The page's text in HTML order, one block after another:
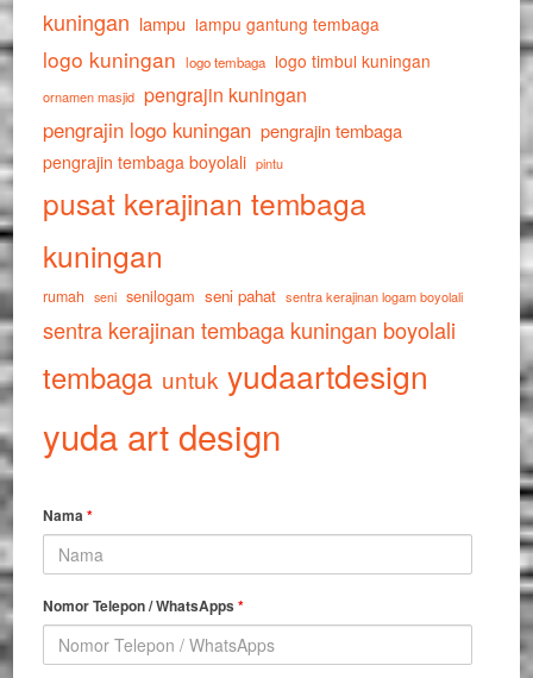
kuningan lampu lampu gantung tembaga
logo kuningan logo tembaga logo timbul kuningan
ornamen masjid pengrajin kuningan
pengrajin logo kuningan pengrajin tembaga
pengrajin tembaga boyolali pintu
pusat kerajinan tembaga
kuningan
rumah seni senilogam seni pahat sentra kerajinan logam boyolali
sentra kerajinan tembaga kuningan boyolali
tembaga untuk yudaartdesign
yuda art design
Nama*
Nomor Telepon / WhatsApps*